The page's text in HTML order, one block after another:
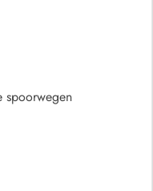
spoorwegen